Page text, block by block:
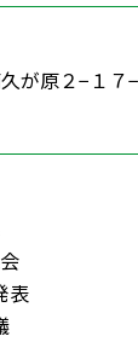
が原２−１７